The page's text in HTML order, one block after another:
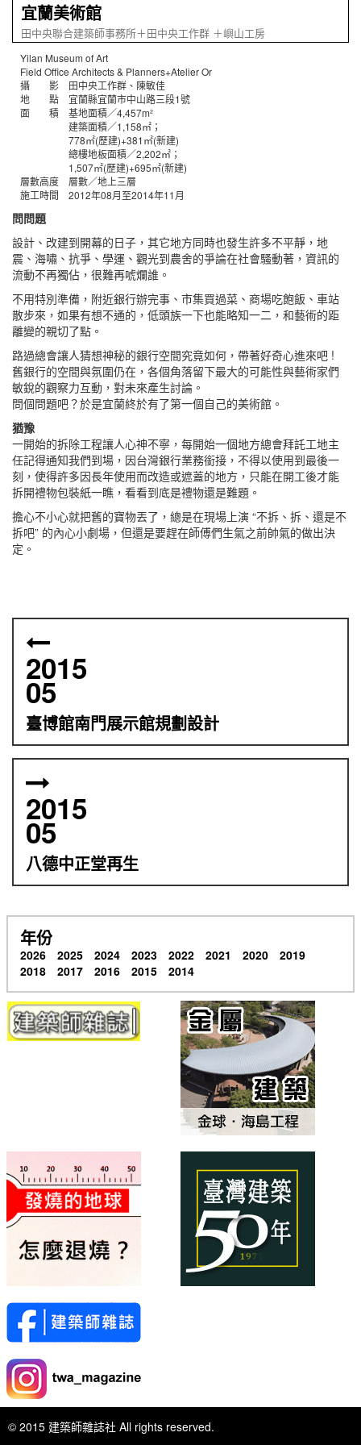
宜蘭美術館
田中央聯合建築師事務所＋田中央工作群 ＋嶼山工房
Yilan Museum of Art
Field Office Architects & Planners+Atelier Or
攝 影 田中央工作群、陳敏佳
地 點 宜蘭縣宜蘭市中山路三段1號
面 積 基地面積／4,457m²
建築面積／1,158㎡；
778㎡(歷建)+381㎡(新建)
總樓地板面積／2,202㎡；
1,507㎡(歷建)+695㎡(新建)
層數高度 層數／地上三層
施工時間 2012年08月至2014年11月
問問題
設計、改建到開幕的日子，其它地方同時也發生許多不平靜，地
震、海嘯、抗爭、學運、觀光到農舍的爭論在社會騷動著，資訊的
流動不再獨佔，很難再唬爛誰。
不用特別準備，附近銀行辦完事、市集買過菜、商場吃飽飯、車站
散步來，如果有想不通的，低頭族一下也能略知一二，和藝術的距
離變的親切了點。
路過總會讓人猜想神秘的銀行空間究竟如何，帶著好奇心進來吧 !
舊銀行的空間與氛圍仍在，各個角落留下最大的可能性與藝術家們
敏銳的觀察力互動，對未來產生討論。
問個問題吧？於是宜蘭終於有了第一個自己的美術館。
猶豫
一開始的拆除工程讓人心神不寧，每開始一個地方總會拜託工地主
任記得通知我們到場，因台灣銀行業務銜接，不得以使用到最後一
刻，使得許多因長年使用而改造或遮蓋的地方，只能在開工後才能
拆開禮物包裝紙一瞧，看看到底是禮物還是難題。
擔心不小心就把舊的寶物丟了，總是在現場上演 “不拆、拆、還是不
拆吧” 的內心小劇場，但還是要趕在師傅們生氣之前帥氣的做出決
定。
2015
05
臺博館南門展示館規劃設計
2015
05
八德中正堂再生
年份
2026 2025 2024 2023 2022 2021 2020
2019
2018
2017 2016 2015 2014
© 2015 建築師雜誌社 All rights reserved.